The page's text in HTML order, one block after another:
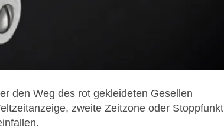
den Weg des rot gekleideten Gesellen
zweite Zeitzone oder